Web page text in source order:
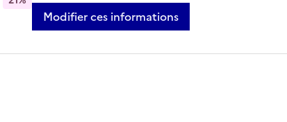
Modifier ces informations